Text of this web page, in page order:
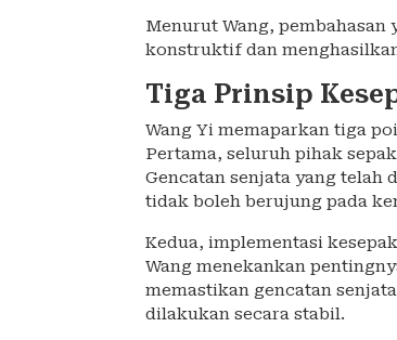
Menurut Wang,
konstruktif dan
Tiga Prinsip
Wang Yi memaparkan tiga
Pertama, seluruh pihak
Gencatan senjata yang telah
tidak boleh berujung pada
Kedua, implementasi
Wang menekankan
memastikan gencatan
dilakukan secara stabil.